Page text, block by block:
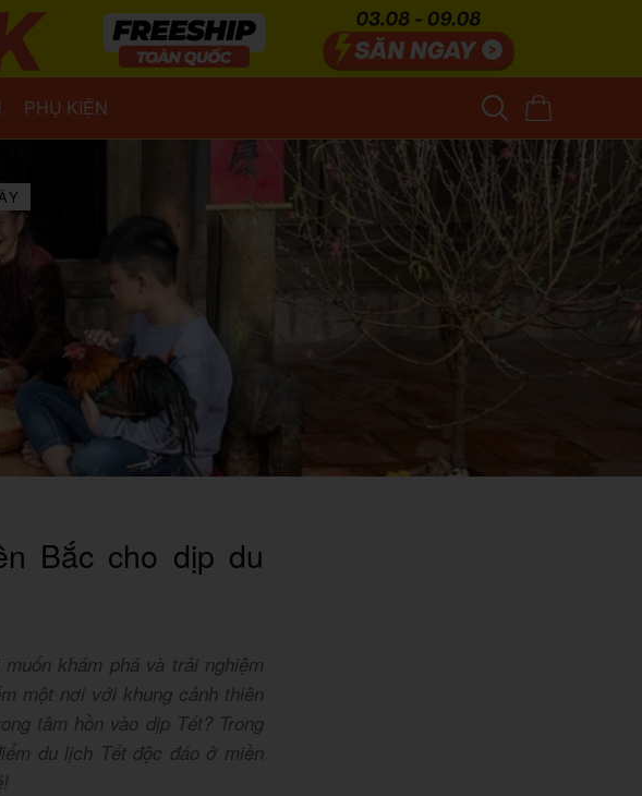
PHỤ KIỆN
Bắc cho dịp du
khám phá và trải nghiệm
một nơi với khung cảnh thiên
tâm hồn vào dịp Tết? Trong
du lịch Tết độc đáo ở miền